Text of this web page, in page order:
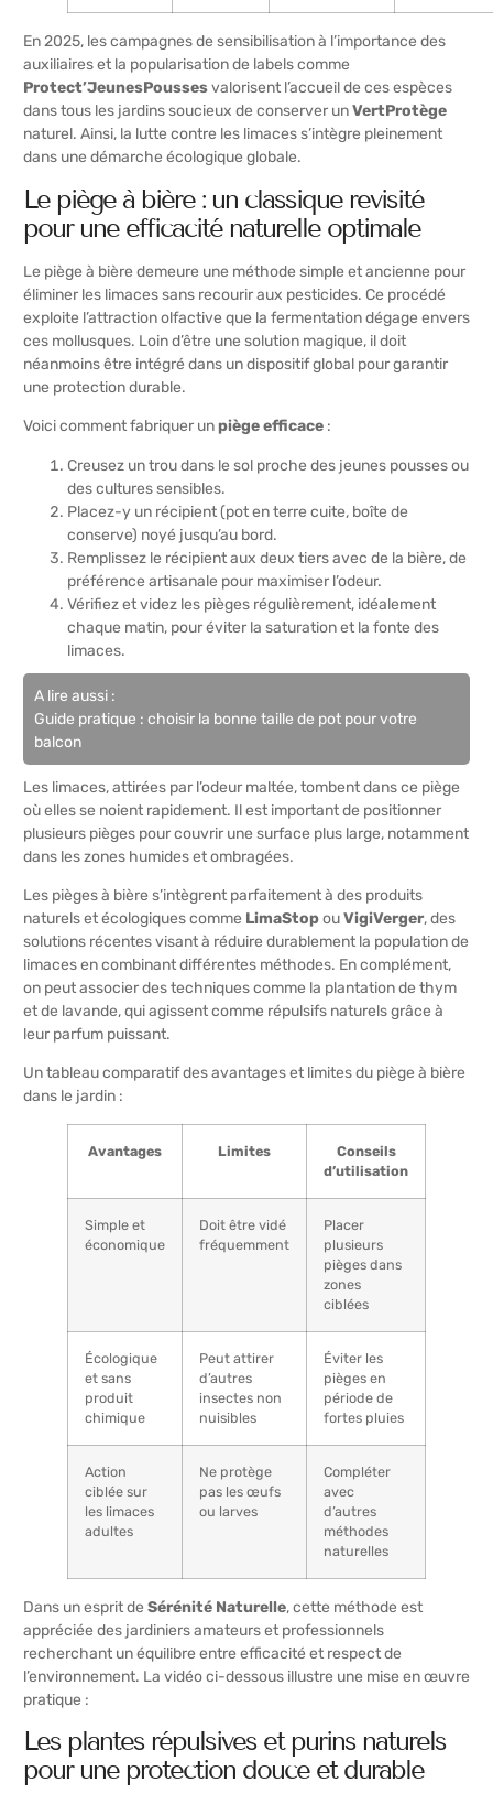
En 2025, les campagnes de sensibilisation à l’importance des
auxiliaires et la popularisation de labels comme
Protect’JeunesPoussesvalorisent l’accueil de ces espèces
dans tous les jardins soucieux de conserver unVertProtège
naturel. Ainsi, la lutte contre les limaces s’intègre pleinement
dans une démarche écologique globale.
Le piège à bière : un classique revisité
pour une efficacité naturelle optimale
Le piège à bière demeure une méthode simple et ancienne pour
éliminer les limaces sans recourir aux pesticides. Ce procédé
exploite l’attraction olfactive que la fermentation dégage envers
ces mollusques. Loin d’être une solution magique, il doit
néanmoins être intégré dans un dispositif global pour garantir
une protection durable.
Voici comment fabriquer unpiège efficace :
Creusez un trou dans le sol proche des jeunes pousses ou
des cultures sensibles.
Placez-y un récipient (pot en terre cuite, boîte de
conserve) noyé jusqu’au bord.
Remplissez le récipient aux deux tiers avec de la bière, de
préférence artisanale pour maximiser l’odeur.
Vérifiez et videz les pièges régulièrement, idéalement
chaque matin, pour éviter la saturation et la fonte des
limaces.
A lire aussi :
Guide pratique : choisir la bonne taille de pot pour votre
balcon
Les limaces, attirées par l’odeur maltée, tombent dans ce piège
où elles se noient rapidement. Il est important de positionner
plusieurs pièges pour couvrir une surface plus large, notamment
dans les zones humides et ombragées.
Les pièges à bière s’intègrent parfaitement à des produits
naturels et écologiques comme LimaStopouVigiVerger, des
solutions récentes visant à réduire durablement la population de
limaces en combinant différentes méthodes. En complément,
on peut associer des techniques comme la plantation de thym
et de lavande, qui agissent comme répulsifs naturels grâce à
leur parfum puissant.
Un tableau comparatif des avantages et limites du piège à bière
dans le jardin :
Avantages Limites
Conseils
d’utilisation
Simple et
économique
Doit être vidé
fréquemment
Placer
plusieurs
pièges dans
zones
ciblées
Écologique
et sans
produit
chimique
Peut attirer
d’autres
insectes non
nuisibles
Éviter les
pièges en
période de
fortes pluies
Action
ciblée sur
les limaces
adultes
Ne protège
pas les œufs
ou larves
Compléter
avec
d’autres
méthodes
naturelles
Dans un esprit de Sérénité Naturelle, cette méthode est
appréciée des jardiniers amateurs et professionnels
recherchant un équilibre entre efficacité et respect de
l’environnement. La vidéo ci-dessous illustre une mise en œuvre
pratique :
Les plantes répulsives et purins naturels
pour une protection douce et durable